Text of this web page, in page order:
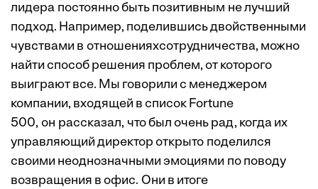
лидера постоянно быть позитивным не лучший
подход. Например, поделившись двойственными
чувствами в отношенияхсотрудничества, можно
найти способ решения проблем, от которого
выиграют все. Мы говорили с менеджером
компании, входящей в список Fortune
500, он рассказал, что был очень рад, когда их
управляющий директор открыто поделился
своими неоднозначными эмоциями по поводу
возвращения в офис. Они в итоге